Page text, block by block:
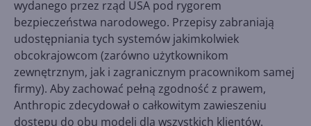
wydanego przez rząd USA pod rygorem
bezpieczeństwa narodowego. Przepisy zabraniają
udostępniania tych systemów jakimkolwiek
obcokrajowcom (zarówno użytkownikom
zewnętrznym, jak i zagranicznym pracownikom samej
firmy). Aby zachować pełną zgodność z prawem,
Anthropic zdecydował o całkowitym zawieszeniu
dostępu do obu modeli dla wszystkich klientów.